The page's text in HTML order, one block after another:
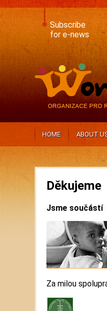
Subscribe
for e-news
HOME ABOUT
Děkujeme
Jsme součástí
Za milou